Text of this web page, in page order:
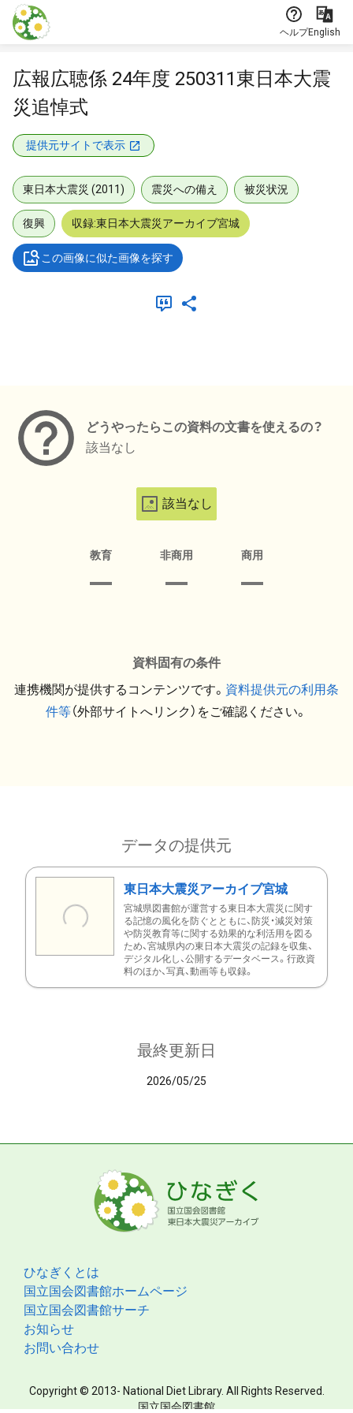
本文に飛ぶ
ヘルプEnglish
広報広聴係 24年度 250311東日本大震
災追悼式
提供元サイトで表示
東日本大震災 (2011) 震災への備え 被災状況
復興 収録:東日本大震災アーカイブ宮城
この画像に似た画像を探す
どうやったらこの資料の文書を使えるの？
該当なし
該当なし
教育 非商用 商用
資料固有の条件
連携機関が提供するコンテンツです。 資料提供元の利用条
件等（外部サイトへリンク）をご確認ください。
データの提供元
東日本大震災アーカイブ宮城
宮城県図書館が運営する東日本大震災に関す
る記憶の風化を防ぐとともに、防災・減災対策
や防災教育等に関する効果的な利活用を図る
ため、宮城県内の東日本大震災の記録を収集、
デジタル化し、公開するデータベース。行政資
料のほか、写真、動画等も収録。
最終更新日
2026/05/25
ひなぎくとは
国立国会図書館ホームページ
国立国会図書館サーチ
お知らせ
お問い合わせ
Copyright © 2013- National Diet Library. All Rights Reserved.